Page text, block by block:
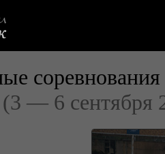
(3 — 6 сентября